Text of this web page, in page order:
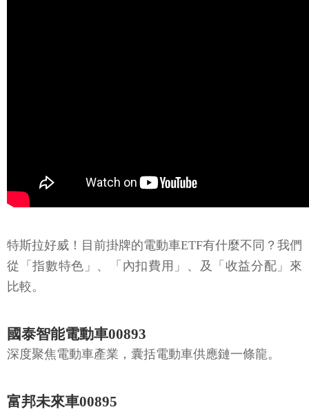
特斯拉好威！目前掛牌的電動車ETF有什麼不同？我們
從「指數特色」、「內扣費用」、及「收益分配」來
比較。
國泰智能電動車00893
深度聚焦電動車產業，囊括電動車供應鏈一條龍。
富邦未來車00895